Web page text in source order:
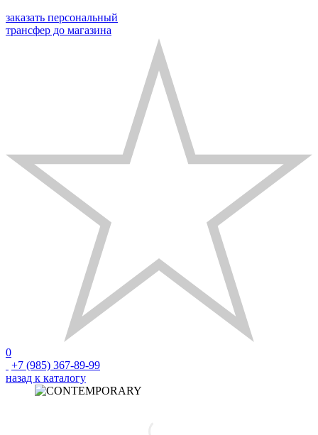
заказать персональный
трансфер до магазина
0
+7 (985) 367-89-99
назад к каталогу